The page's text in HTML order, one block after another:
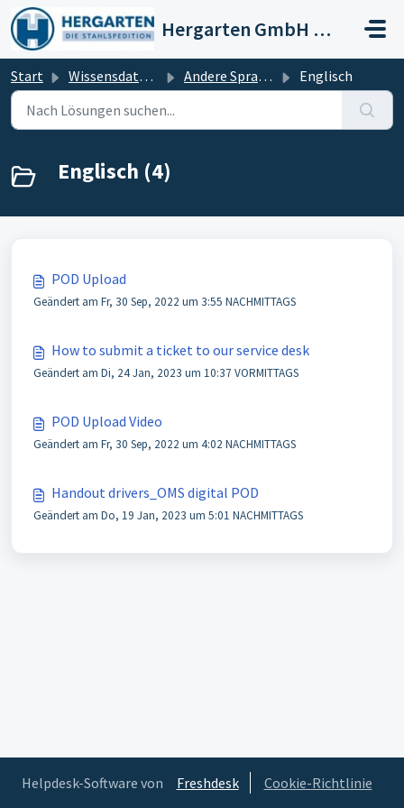
Zum hauptsächlichen Inhalt gehen
Hergarten GmbH Stahlspedition
Start Wissensdatenbank Andere Sprachen Englisch
Englisch (4)
POD Upload
Geändert am Fr, 30 Sep, 2022 um 3:55 NACHMITTAGS
How to submit a ticket to our service desk
Geändert am Di, 24 Jan, 2023 um 10:37 VORMITTAGS
POD Upload Video
Geändert am Fr, 30 Sep, 2022 um 4:02 NACHMITTAGS
Handout drivers_OMS digital POD
Geändert am Do, 19 Jan, 2023 um 5:01 NACHMITTAGS
Helpdesk-Software von Freshdesk Cookie-Richtlinie